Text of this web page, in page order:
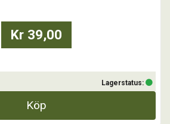
Kr 39,00
Lagerstatus:
Köp